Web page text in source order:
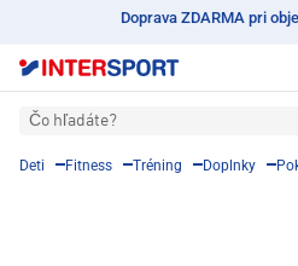
Doprava ZDARMA pri
Čo hľadáte?
Deti Fitness Tréning Doplnky